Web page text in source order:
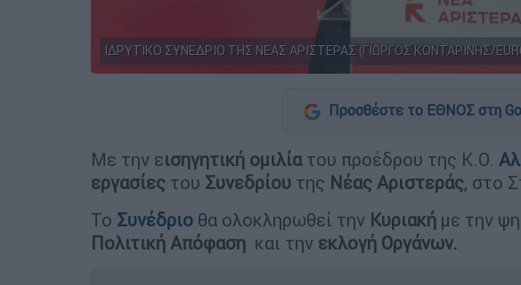
ΙΔΡΥΤΙΚΟ ΣΥΝΕΔΡΙΟ ΤΗΣ ΝΕΑΣ ΑΡΙΣΤΕΡΑΣ (ΓΙΩΡΓΟΣ ΚΟΝΤΑΡΙΝΗΣ/
Προσθέστε το ΕΘΝΟΣ στη
Με την εισηγητική ομιλίατου προέδρου της Κ.Ο.
εργασίες του Συνεδρίου της Νέας Αριστεράς, στο
Το Συνέδριο θα ολοκληρωθεί την Κυριακή με την
Πολιτική Απόφαση και την εκλογή Οργάνων.